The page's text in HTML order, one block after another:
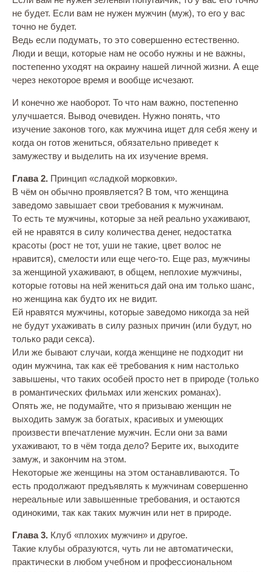
не будет. Если вам не нужен мужчин (муж), то его у вас
точно не будет.
Ведь если подумать, то это совершенно естественно.
Люди и вещи, которые нам не особо нужны и не важны,
постепенно уходят на окраину нашей личной жизни. А еще
через некоторое время и вообще исчезают.
И конечно же наоборот. То что нам важно, постепенно
улучшается. Вывод очевиден. Нужно понять, что
изучение законов того, как мужчина ищет для себя жену и
когда он готов жениться, обязательно приведет к
замужеству и выделить на их изучение время.
Глава 2. Принцип «сладкой морковки».
В чём он обычно проявляется? В том, что женщина
заведомо завышает свои требования к мужчинам.
То есть те мужчины, которые за ней реально ухаживают,
ей не нравятся в силу количества денег, недостатка
красоты (рост не тот, уши не такие, цвет волос не
нравится), смелости или еще чего-то. Еще раз, мужчины
за женщиной ухаживают, в общем, неплохие мужчины,
которые готовы на ней жениться дай она им только шанс,
но женщина как будто их не видит.
Ей нравятся мужчины, которые заведомо никогда за ней
не будут ухаживать в силу разных причин (или будут, но
только ради секса).
Или же бывают случаи, когда женщине не подходит ни
один мужчина, так как её требования к ним настолько
завышены, что таких особей просто нет в природе (только
в романтических фильмах или женских романах).
Опять же, не подумайте, что я призываю женщин не
выходить замуж за богатых, красивых и умеющих
произвести впечатление мужчин. Если они за вами
ухаживают, то в чём тогда дело? Берите их, выходите
замуж, и закончим на этом.
Некоторые же женщины на этом останавливаются. То
есть продолжают предъявлять к мужчинам совершенно
нереальные или завышенные требования, и остаются
одинокими, так как таких мужчин или нет в природе.
Глава 3. Клуб «плохих мужчин» и другое.
Такие клубы образуются, чуть ли не автоматически,
практически в любом учебном и профессиональном